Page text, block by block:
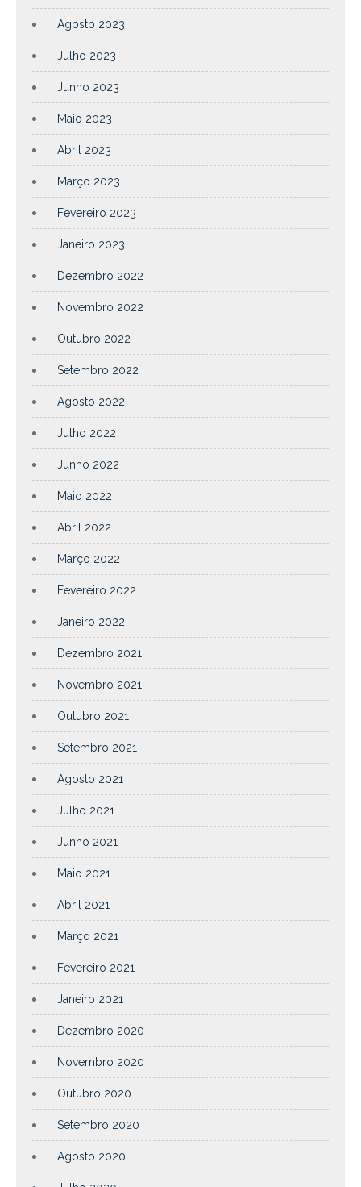
Agosto 2023
Julho 2023
Junho 2023
Maio 2023
Abril 2023
Março 2023
Fevereiro 2023
Janeiro 2023
Dezembro 2022
Novembro 2022
Outubro 2022
Setembro 2022
Agosto 2022
Julho 2022
Junho 2022
Maio 2022
Abril 2022
Março 2022
Fevereiro 2022
Janeiro 2022
Dezembro 2021
Novembro 2021
Outubro 2021
Setembro 2021
Agosto 2021
Julho 2021
Junho 2021
Maio 2021
Abril 2021
Março 2021
Fevereiro 2021
Janeiro 2021
Dezembro 2020
Novembro 2020
Outubro 2020
Setembro 2020
Agosto 2020